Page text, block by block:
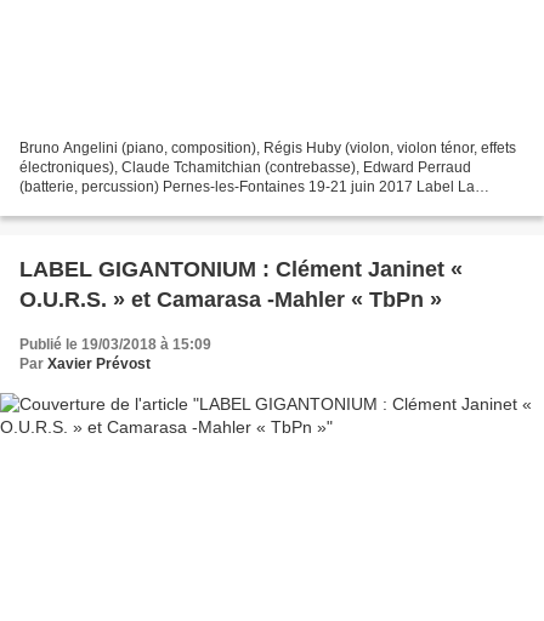
Bruno Angelini (piano, composition), Régis Huby (violon, violon ténor, effets
électroniques), Claude Tchamitchian (contrebasse), Edward Perraud
(batterie, percussion) Pernes-les-Fontaines 19-21 juin 2017 Label La
LABEL GIGANTONIUM : Clément Janinet «
O.U.R.S. » et Camarasa -Mahler « TbPn »
Publié le 19/03/2018 à 15:09
Par Xavier Prévost